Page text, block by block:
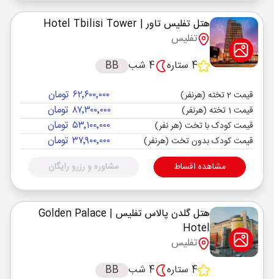
هتل تفلیس تاور| Hotel Tbilisi Tower
تفلیس
4 ستاره
4 شب BB
قیمت 2 تخته (هرنفر) ۶۲٬۶۰۰٬۰۰۰ تومان
قیمت 1 تخته (هرنفر) ۸۷٬۳۰۰٬۰۰۰ تومان
قیمت کودک با تخت (هر نفر) ۵۳٬۱۰۰٬۰۰۰ تومان
قیمت کودک بدون تخت (هرنفر) ۳۷٬۹۰۰٬۰۰۰ تومان
مشاهده اقساط مشاوره و رزرو رایگان
هتل گلدن پالاس تفلیس | Golden Palace
Hotel
تفلیس
4 ستاره
4 شب BB